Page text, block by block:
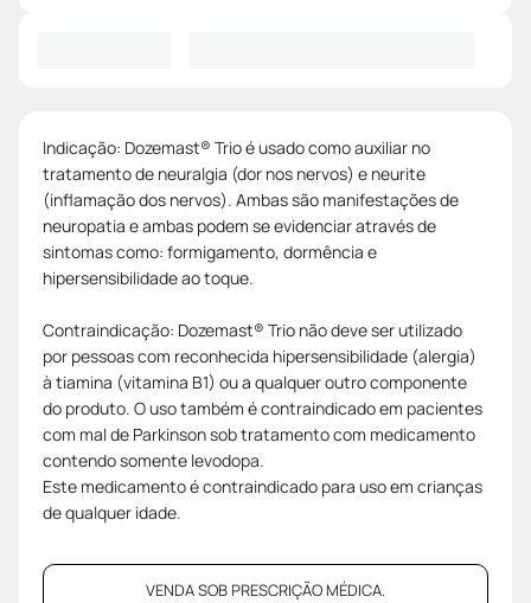
Indicação: Dozemast® Trio é usado como auxiliar no
tratamento de neuralgia (dor nos nervos) e neurite
(inflamação dos nervos). Ambas são manifestações de
neuropatia e ambas podem se evidenciar através de
sintomas como: formigamento, dormência e
hipersensibilidade ao toque.
Contraindicação: Dozemast® Trio não deve ser utilizado
por pessoas com reconhecida hipersensibilidade (alergia)
à tiamina (vitamina B1) ou a qualquer outro componente
do produto. O uso também é contraindicado em pacientes
com mal de Parkinson sob tratamento com medicamento
contendo somente levodopa.
Este medicamento é contraindicado para uso em crianças
de qualquer idade.
VENDA SOB PRESCRIÇÃO MÉDICA.